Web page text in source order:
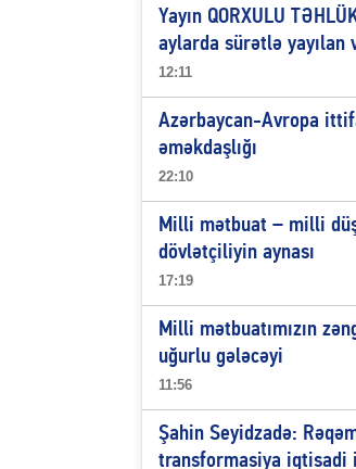
Yayın QORXULU
aylarda sürətlə yayılan
12:11
Azərbaycan-Avropa
əməkdaşlığı
22:10
Milli mətbuat – milli
dövlətçiliyin aynası
17:19
Milli mətbuatımızın
uğurlu gələcəyi
11:56
Şahin Seyidzadə:
transformasiya iqtisadi